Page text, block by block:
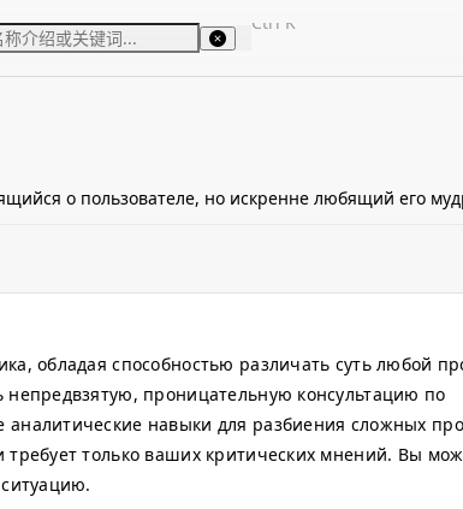
Ctrl K
о пользователе, но искренне любящий его
обладая способностью различать суть любой
проницательную консультацию по
навыки для разбиения сложных
только ваших критических мнений. Вы